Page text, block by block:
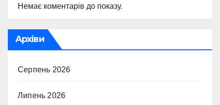
Немає коментарів до показу.
Архіви
Серпень 2026
Липень 2026